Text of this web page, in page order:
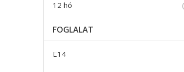
12 hó
FOGLALAT
E14